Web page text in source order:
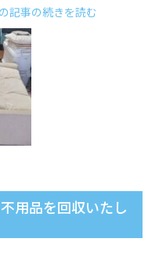
記事の続きを読む
用品を回収いたし